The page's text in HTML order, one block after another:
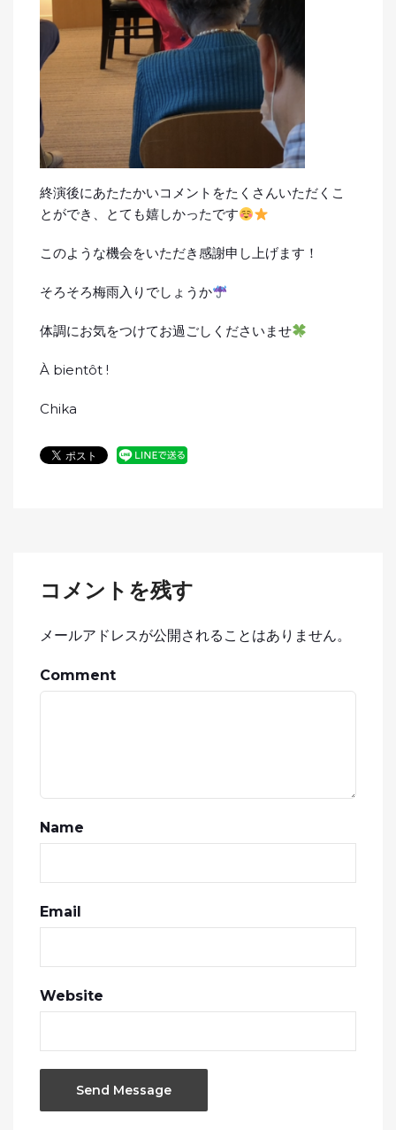
終演後にあたたかいコメントをたくさんいただくこ
とができ、とても嬉しかったです
このような機会をいただき感謝申し上げます！
そろそろ梅雨入りでしょうか
体調にお気をつけてお過ごしくださいませ
À bientôt !
Chika
コメントを残す
メールアドレスが公開されることはありません。
Comment
Name
Email
Website